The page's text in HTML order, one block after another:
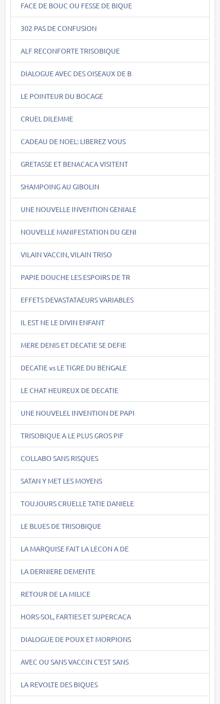
FACE DE BOUC OU FESSE DE BIQUE
302 PAS DE CONFUSION
ALF RECONFORTE TRISOBIQUE
DIALOGUE AVEC DES OISEAUX DE B
LE POINTEUR DU BOCAGE
CRUEL DILEMME
CADEAU DE NOEL: LIBEREZ VOUS
GRETASSE ET BENACACA VISITENT
SHAMPOING AU GIBOLIN
UNE NOUVELLE INVENTION GENIALE
NOUVELLE MANIFESTATION DU GENI
VILAIN VACCIN, VILAIN TRISO
PAPIE DOUCHE LES ESPOIRS DE TR
EFFETS DEVASTATAEURS VARIABLES
IL EST NE LE DIVIN ENFANT
MERE DENIS ET DECATIE SE DEFIE
DECATIE vs LE TIGRE DU BENGALE
LE CHAT HEUREUX DE DECATIE
UNE NOUVELEL INVENTION DE PAPI
TRISOBIQUE A LE PLUS GROS PIF
COLLABO SANS RISQUES
SATAN Y MET LES MOYENS
TOUJOURS CRUELLE TATIE DANIELE
LE BLUES DE TRISOBIQUE
LA MARQUISE FAIT LA LECON A DE
LA DERNIERE DEMENTE
RETOUR DE LA MILICE
HORS-SOL, FARTIES ET SUPERCACA
DIALOGUE DE POUX ET MORPIONS
AVEC OU SANS VACCIN C'EST SANS
LA REVOLTE DES BIQUES